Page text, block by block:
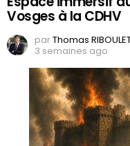
Vosges à la CDHV
parThomas
3 semaines ago